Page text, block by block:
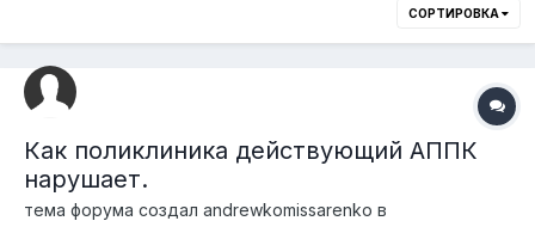
СОРТИРОВКА
Как поликлиника действующий АППК
нарушает.
тема форума создал andrewkomissarenko в